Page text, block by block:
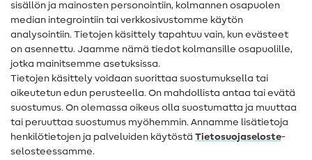
Apua ja yhteystiedot
Yhteystiedot
Tietoa omistajanvaihdoksesta
Peruutusoikeus
Suosittu
sisällön ja mainosten personointiin, kolmannen osapuolen
median integrointiin tai verkkosivustomme käytön
analysointiin. Tietojen käsittely tapahtuu vain, kun evästeet
on asennettu. Jaamme nämä tiedot kolmansille osapuolille,
jotka mainitsemme asetuksissa.
Tietojen käsittely voidaan suorittaa suostumuksella tai
oikeutetun edun perusteella. On mahdollista antaa tai evätä
suostumus. On olemassa oikeus olla suostumatta ja muuttaa
tai peruuttaa suostumus myöhemmin. Annamme lisätietoja
henkilötietojen ja palveluiden käytöstä Tietosuojaseloste-
selosteessamme.